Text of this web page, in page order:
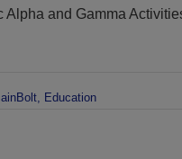
Alpha and Gamma
, Education